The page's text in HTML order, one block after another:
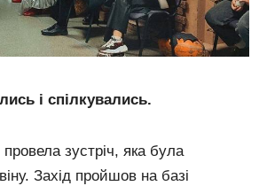
і спілкувались.
зустріч, яка була
Захід пройшов на базі